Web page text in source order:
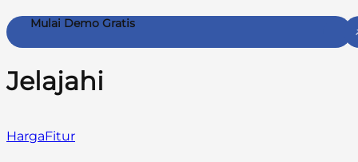
Mulai Demo Gratis
Jelajahi
HargaFitur